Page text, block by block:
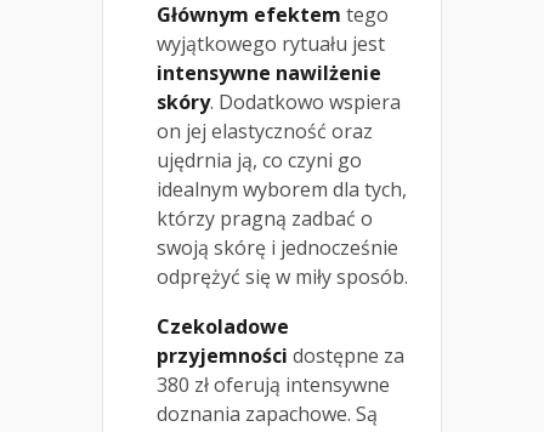
Głównym efektem tego
wyjątkowego rytuału jest
intensywne nawilżenie
skóry. Dodatkowo wspiera
on jej elastyczność oraz
ujędrnia ją, co czyni go
idealnym wyborem dla tych,
którzy pragną zadbać o
swoją skórę i jednocześnie
odprężyć się w miły sposób.
Czekoladowe
przyjemności dostępne za
380 zł oferują intensywne
doznania zapachowe. Są